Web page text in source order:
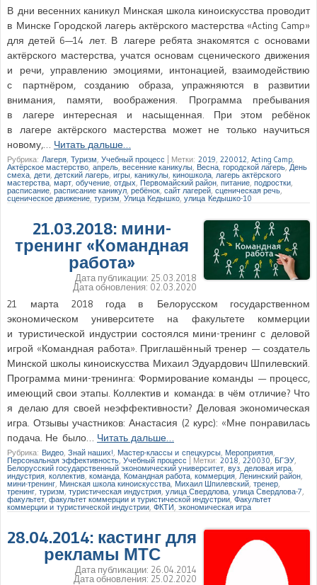
В дни весенних каникул Минская школа киноискусства проводит
в Минске Городской лагерь актёрского мастерства «Acting Camp»
для детей 6—14 лет. В лагере ребята знакомятся с основами
актёрского мастерства, учатся основам сценического движения
и речи, управлению эмоциями, интонацией, взаимодействию
с партнёром, созданию образа, упражняются в развитии
внимания, памяти, воображения. Программа пребывания
в лагере интересная и насыщенная. При этом ребёнок
в лагере актёрского мастерства может не только научиться
новому,… Читать дальше…
Рубрика: Лагеря Туризм Учебный процесс Метки: 2019 220012 Acting Camp
Актёрское мастерство апрель весенние каникулы Весна городской лагерь ,День
смеха дети детский лагерь игры каникулы киношкола лагерь актёрского
мастерства, март обучение отдых Первомайский район питание подростки
расписание, расписание каникул ребёнок сайт лагерей сценическая речь
сценическое движение туризм, Улица Кедышко улица Кедышко-10
21.03.2018: мини-
тренинг «Командная
работа»
Дата публикации: 25.03.2018
Дата обновления: 02.03.2020
21 марта 2018 года в Белорусском государственном
экономическом университете на факультете коммерции
и туристической индустрии состоялся мини-тренинг с деловой
игрой «Командная работа». Приглашённый тренер — создатель
Минской школы киноискусства Михаил Эдуардович Шпилевский.
Программа мини-тренинга: Формирование команды — процесс,
имеющий свои этапы. Коллектив и команда: в чём отличие? Что
я делаю для своей неэффективности? Деловая экономическая
игра. Отзывы участников: Анастасия (2 курс): «Мне понравилась
подача. Не было… Читать дальше…
Рубрика: Видео Знай наших! Мастер-классы и спецкурсы Мероприятия
Персональная эффективность Учебный процесс Метки: 2018 220030 ,БГЭУ
Белорусский государственный экономический университет вуз деловая игра
индустрия коллектив команда Командная работа коммерция Ленинский район
мини-тренинг Минская школа киноискусства Михаил Шпилевский тренер,
тренинг туризм туристическая индустрия улица Свердлова улица Свердлова-7
факультет ,факультет коммерции и туристической индустрии ,Факультет
коммерции и туристической индустрии ФКТИ экономическая игра
28.04.2014: кастинг для
рекламы МТС
Дата публикации: 26.04.2014
Дата обновления: 25.02.2020